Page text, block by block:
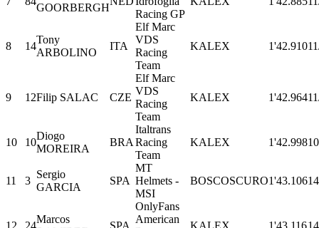
GOORBERGH
Racing GP
8 14
Tony
ARBOLINO
ITA
Elf Marc
VDS
Racing
Team
KALEX 1'42.910
9 12Filip SALAC CZE
Elf Marc
VDS
Racing
Team
KALEX 1'42.964
10 10
Diogo
MOREIRA
BRA
Italtrans
Racing
Team
KALEX 1'42.998
11 3
Sergio
GARCIA
SPA
MT
Helmets -
MSI
BOSCOSCURO1'43.106
12 24
Marcos
SPA
OnlyFans
American
KALEX 1'43.116